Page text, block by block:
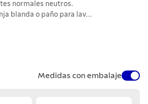
normales neutros.
blanda o paño para lav...
Medidas con embalaje